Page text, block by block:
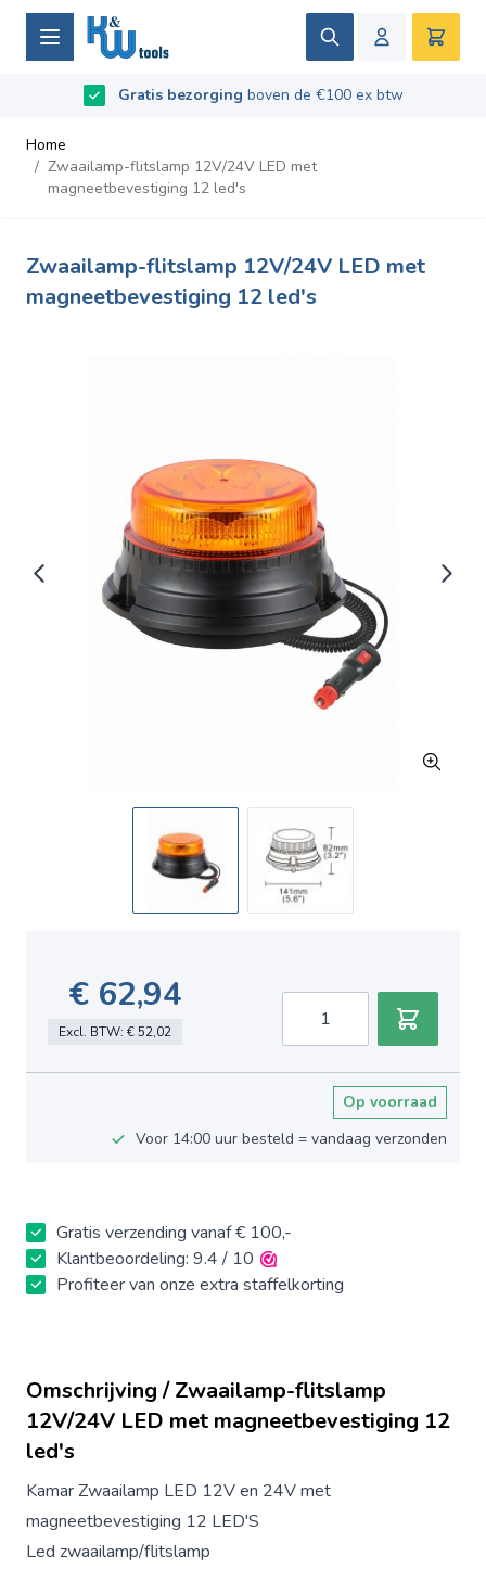
Ga naar de inhoud
Zoek
B2B / Grotere aantallen bestellen?
vraag naar de
voorwaarden
Beoordeeld met9.5/10- Gebaseerd op 669 recensies
Home
/ Zwaailamp-flitslamp 12V/24V LED met
magneetbevestiging 12 led's
Zwaailamp-flitslamp 12V/24V LED met
magneetbevestiging 12 led's
€ 62,94
Excl. BTW: € 52,02
Op voorraad
Voor 14:00 uur besteld = vandaag verzonden
Gratis verzending vanaf € 100,-
Klantbeoordeling: 9.4 / 10
Profiteer van onze extra staffelkorting
Omschrijving / Zwaailamp-flitslamp
12V/24V LED met magneetbevestiging 12
led's
Kamar Zwaailamp LED 12V en 24V met
magneetbevestiging 12 LED'S
Led zwaailamp/flitslamp